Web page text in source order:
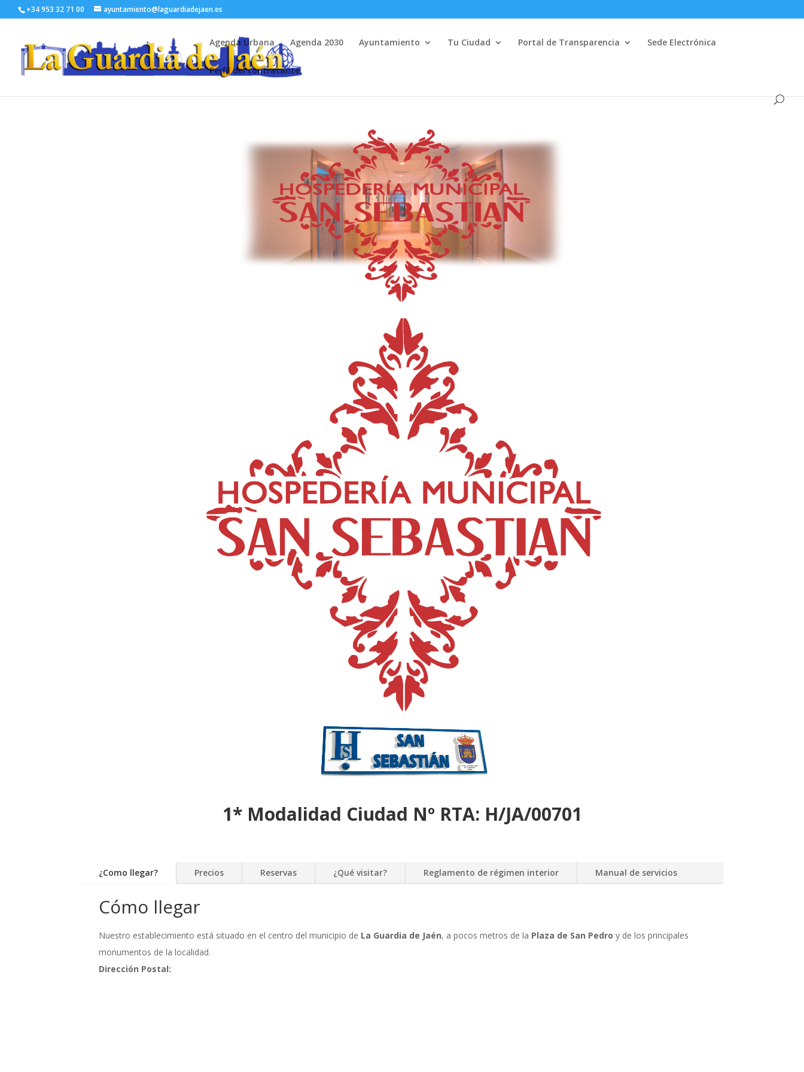
+34 953 32 71 00 ayuntamiento@laguardiadejaen.es
Agenda Urbana Agenda 2030 Ayuntamiento Tu Ciudad Portal de Transparencia Sede Electrónica
Perfil del contratante
1* Modalidad Ciudad Nº RTA: H/JA/00701
¿Como llegar? Precios Reservas ¿Qué visitar? Reglamento de régimen interior Manual de servicios
Cómo llegar
Nuestro establecimiento está situado en el centro del municipio de La Guardia de Jaén, a pocos metros de la Plaza de San Pedro y de los principales
monumentos de la localidad.
Dirección Postal: